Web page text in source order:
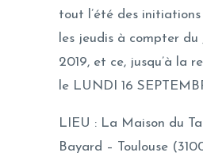
tout l’été des
les jeudis à compter du
2019, et ce, jusqu’à la
le LUNDI 16
LIEU : La Maison du
Bayard – Toulouse